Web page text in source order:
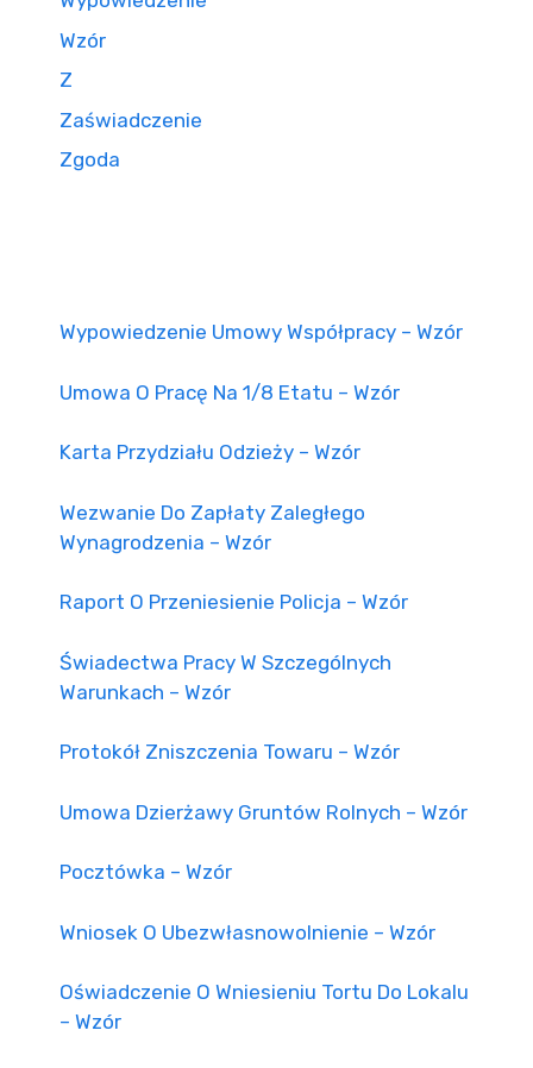
Wzór
Z
Zaświadczenie
Zgoda
Wypowiedzenie Umowy Współpracy – Wzór
Umowa O Pracę Na 1/8 Etatu – Wzór
Karta Przydziału Odzieży – Wzór
Wezwanie Do Zapłaty Zaległego
Wynagrodzenia – Wzór
Raport O Przeniesienie Policja – Wzór
Świadectwa Pracy W Szczególnych
Warunkach – Wzór
Protokół Zniszczenia Towaru – Wzór
Umowa Dzierżawy Gruntów Rolnych – Wzór
Pocztówka – Wzór
Wniosek O Ubezwłasnowolnienie – Wzór
Oświadczenie O Wniesieniu Tortu Do Lokalu
– Wzór